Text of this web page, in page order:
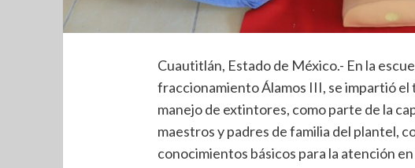
Cuautitlán, Estado de México.- En la
fraccionamiento Álamos III, se impartió el
manejo de extintores, como parte de la
maestros y padres de familia del plantel,
conocimientos básicos para la atención